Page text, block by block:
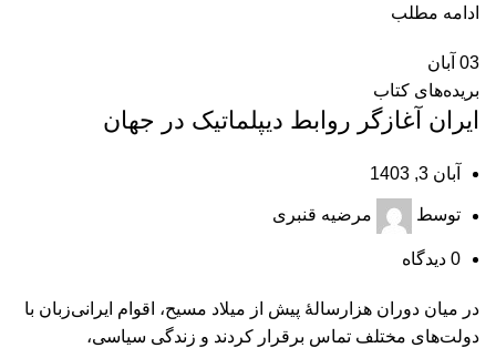
ادامه مطلب
03 آبان
بریده‌های کتاب
ايران آغازگر روابط ديپلماتيک در جهان
آبان 3, 1403
توسط مرضیه قنبری
0 دیدگاه
در میان دوران هزارسالۀ پیش از میلاد مسیح، اقوام ایرانی‌زبان با
دولت‏‌های مختلف تماس برقرار کردند و زندگی سیاسی،